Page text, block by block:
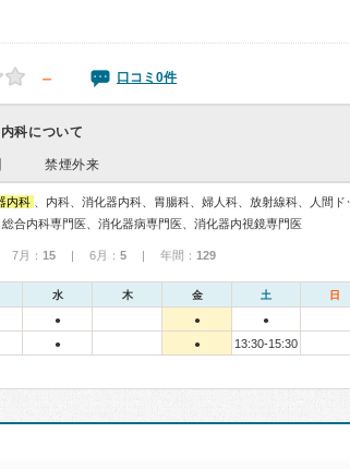
－ 口コミ0件
科について
禁煙外来
内科
、内科、消化器内科、胃腸科、婦人科、放射線科、人間ド
総合内科専門医、消化器病専門医、消化器内視鏡専門医
7月： 15 | 6月： 5 | 年間： 129
水 木 金 土 日
● ● ●
● ● 13:30-15:30